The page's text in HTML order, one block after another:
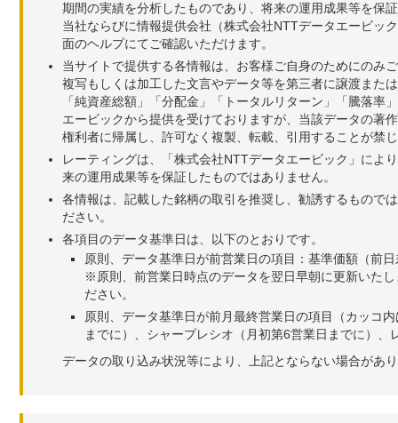
期間の実績を分析したものであり、将来の運用成果等を保
当社ならびに情報提供会社（株式会社NTTデータエービッ
面のヘルプにてご確認いただけます。
当サイトで提供する各情報は、お客様ご自身のためにのみ
複写もしくは加工した文言やデータ等を第三者に譲渡また
「純資産総額」「分配金」「トータルリターン」「騰落
エービックから提供を受けておりますが、当該データの著
権利者に帰属し、許可なく複製、転載、引用することが禁
レーティングは、「株式会社NTTデータエービック」によ
来の運用成果等を保証したものではありません。
各情報は、記載した銘柄の取引を推奨し、勧誘するもので
ださい。
各項目のデータ基準日は、以下のとおりです。
原則、データ基準日が前営業日の項目：基準価額（前
※原則、前営業日時点のデータを翌日早朝に更新いた
ださい。
原則、データ基準日が前月最終営業日の項目（カッコ
までに）、シャープレシオ（月初第6営業日までに）
データの取り込み状況等により、上記とならない場合があ